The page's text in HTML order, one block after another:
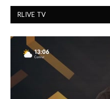
RLIVE TV